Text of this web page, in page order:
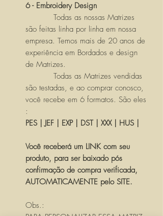
6 - Embroidery Design
Todas as nossas Matrizes
são feitas linha por linha em nossa
empresa. Temos mais de 20 anos de
experiência em Bordados e design
de Matrizes.
Todas as Matrizes vendidas
são testadas, e ao comprar conosco,
você recebe em 6 formatos. São eles
:
PES | JEF | EXP | DST | XXX | HUS |
Você receberá um LINK com seu
produto, para ser baixado pós
confirmação de compra verificada,
AUTOMATICAMENTE pelo SITE.
Obs.: